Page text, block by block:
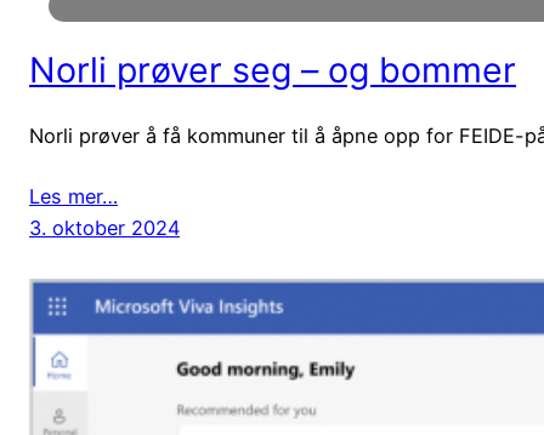
Norli prøver seg – og bommer
Norli prøver å få kommuner til å åpne opp for FEIDE-
Les mer…
3. oktober 2024